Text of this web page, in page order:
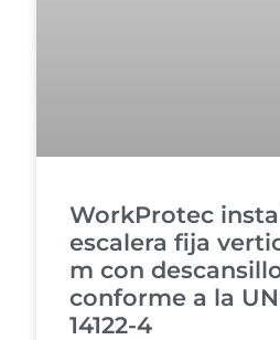
WorkProtec
escalera fija
m con
conforme a la
14122-4